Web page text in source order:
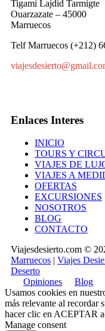
Tigami Lajdid Tarmigte
Ouarzazate – 45000
Marruecos
Telf Marruecos (+212)
Enlaces Interes
INICIO
TOURS Y
VIAJES DE
VIAJES A
OFERTAS
EXCURSIONES
NOSOTROS
BLOG
CONTACTO
Viajesdesierto.com ©
Marruecos | Viajes
Deserto
Opiniones
Blog
Usamos cookies en
más relevante al recordar
hacer clic en ACEPTAR
Manage consent